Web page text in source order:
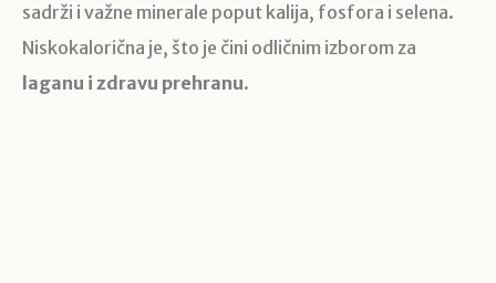
sadrži i važne minerale poput kalija, fosfora i selena.
Niskokalorična je, što je čini odličnim izborom za
laganu i zdravu prehranu.